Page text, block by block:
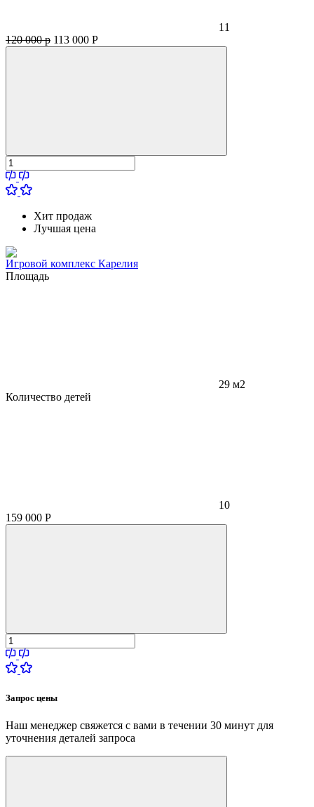
11
120 000 р 113 000 Р
Хит продаж
Лучшая цена
Игровой комплекс Карелия
Площадь
29 м2
Количество детей
10
159 000 Р
Запрос цены
Наш менеджер свяжется с вами в течении 30 минут для
уточнения деталей запроса